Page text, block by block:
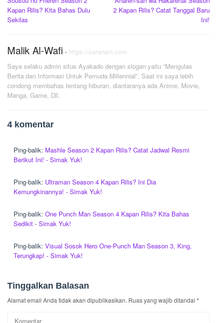
pos
Kapan Rilis? Kita Bahas Dulu
Sekilas
2 Kapan Rilis? Catat Tanggal Baru
Ini!
Malik Al-Wafi - https://seranam.com
Saya selaku admin situs Ayakado dengan slogan yaitu “Mengulas
Berita dan Informasi Untuk Pemuda Millennial”. Saat ini saya lebih
condong membahas tentang hiburan, diantaranya ada Anime, Movie,
Manga, Game, Dll.
4 komentar
Ping-balik: Mashle Season 2 Kapan Rilis? Catat Jadwal Resmi
Berikut Ini! - Simak Yuk!
Ping-balik: Ultraman Season 4 Kapan Rilis? Ini Dia
Kemungkinannya! - Simak Yuk!
Ping-balik: One Punch Man Season 4 Kapan Rilis? Kita Bahas
Sedikit - Simak Yuk!
Ping-balik: Visual Sosok Hero One-Punch Man Season 3, King,
Terungkap! - Simak Yuk!
Tinggalkan Balasan
Alamat email Anda tidak akan dipublikasikan. Ruas yang wajib ditandai *